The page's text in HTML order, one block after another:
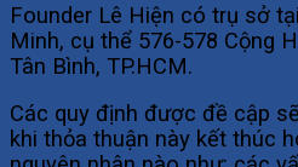
Founder Lê Hiện có trụ sở
Minh, cụ thể 576-578 Cộng
Tân Bình, TP.HCM.
Các quy định được đề cập
khi thỏa thuận này kết thúc